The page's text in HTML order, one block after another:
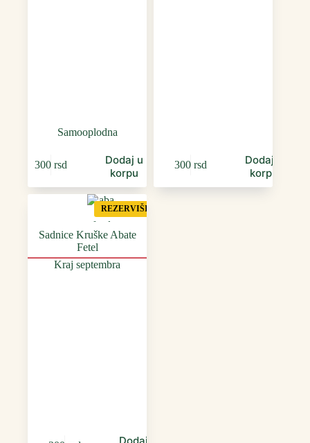
Samooplodna
300 rsd
Dodaj u
korpu
300 rsd
Dodaj u
korpu
REZERVIŠI
Sadnice Kruške Abate
Fetel
Kraj septembra